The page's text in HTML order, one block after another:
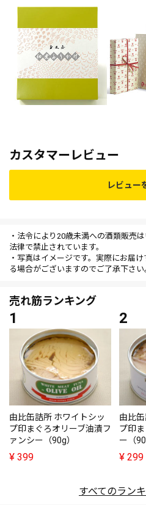
カスタマーレビュー
レビュー
・法令により20歳未満への酒類販売
法律で禁止されています。
・写真はイメージです。実際にお届
る場合がございますのでご了承下さい
売れ筋ランキング
由比缶詰所 ホワイトシッ
プ印まぐろオリーブ油漬フ
ァンシー（90g）
¥ 399
由比
プ印
ー（
¥ 299
すべてのラン